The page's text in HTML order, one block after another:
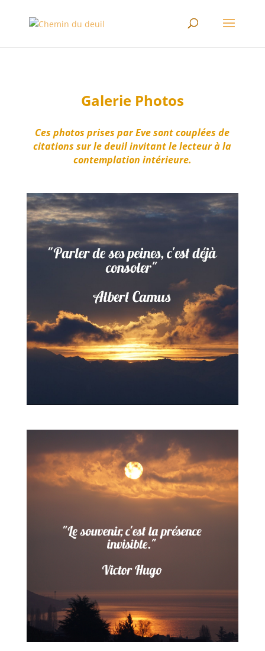
Galerie Photos
Ces photos prises par Eve sont couplées de
citations sur le deuil invitant le lecteur à la
contemplation intérieure.